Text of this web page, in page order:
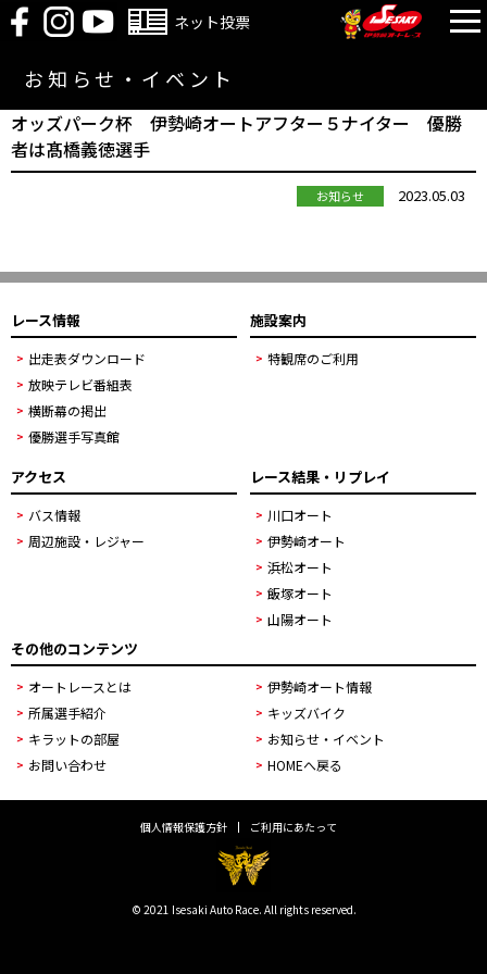
ネット投票
お知らせ・イベント
オッズパーク杯 伊勢崎オートアフター５ナイター 優勝
者は髙橋義徳選手
お知らせ 2023.05.03
レース情報
出走表ダウンロード
放映テレビ番組表
横断幕の掲出
優勝選手写真館
施設案内
特観席のご利用
アクセス
バス情報
周辺施設・レジャー
レース結果・リプレイ
川口オート
伊勢崎オート
浜松オート
飯塚オート
山陽オート
その他のコンテンツ
オートレースとは
伊勢崎オート情報
所属選手紹介
キッズバイク
キラットの部屋
お知らせ・イベント
お問い合わせ
HOMEへ戻る
個人情報保護方針 ご利用にあたって
© 2021 Isesaki Auto Race. All rights reserved.